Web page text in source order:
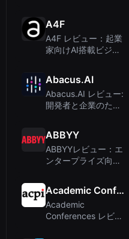
ルではない
A4F
A4F レビュー：起業
家向けAI搭載ビジネ
Abacus.AI
Abacus.AI レビュー:
開発者と企業のため
ト
ABBYY
ABBYYレビュー：エ
ンタープライズ向け
化
Academic Conferences
Academic
Conferences レビュ